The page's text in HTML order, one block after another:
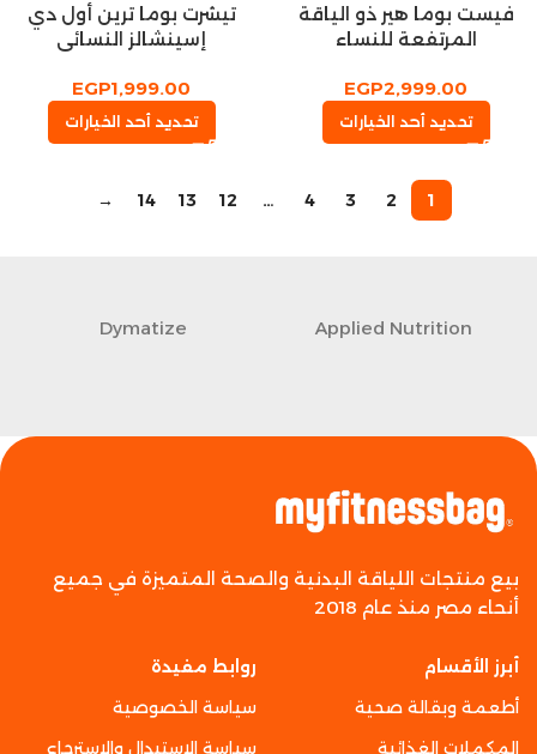
فيست بوما هير ذو الياقة
المرتفعة للنساء
EGP2,999.00
تحديد أحد الخيارات
تيشرت بوما ترين أول دي
إسينشالز النسائي
EGP1,999.00
تحديد أحد الخيارات
1
2
3
4
…
12
13
14
→
Applied Nutrition
Dymatize
بيع منتجات اللياقة البدنية والصحة المتميزة في جميع
أنحاء مصر منذ عام 2018
أبرز الأقسام
أطعمة وبقالة صحية
المكملات الغذائية
روابط مفيدة
سياسة الخصوصية
سياسة الاستبدال والاسترجاع